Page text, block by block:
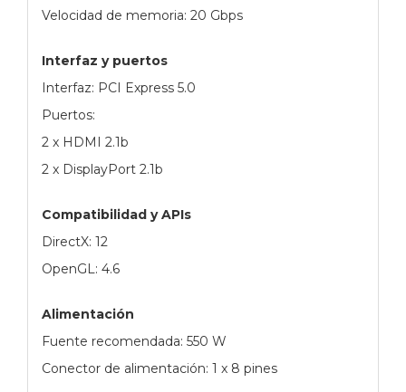
Velocidad de memoria: 20 Gbps
Interfaz y puertos
Interfaz: PCI Express 5.0
Puertos:
2 x HDMI 2.1b
2 x DisplayPort 2.1b
Compatibilidad y APIs
DirectX: 12
OpenGL: 4.6
Alimentación
Fuente recomendada: 550 W
Conector de alimentación: 1 x 8 pines